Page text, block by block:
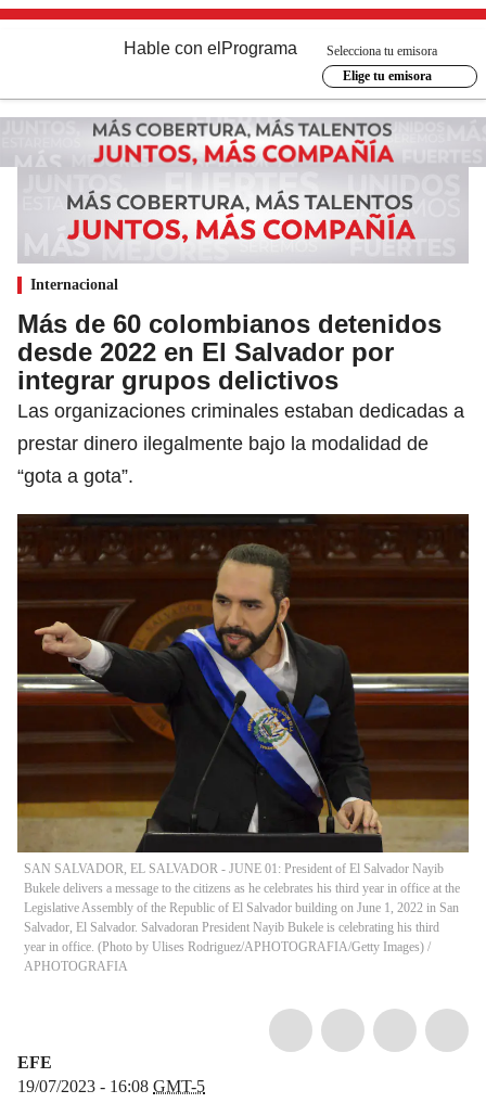
Hable con el Programa
Selecciona tu emisora
Elige tu emisora
Internacional
Más de 60 colombianos detenidos
desde 2022 en El Salvador por
integrar grupos delictivos
Las organizaciones criminales estaban dedicadas a
prestar dinero ilegalmente bajo la modalidad de
“gota a gota”.
SAN SALVADOR, EL SALVADOR - JUNE 01: President of El Salvador Nayib
Bukele delivers a message to the citizens as he celebrates his third year in office at the
Legislative Assembly of the Republic of El Salvador building on June 1, 2022 in San
Salvador, El Salvador. Salvadoran President Nayib Bukele is celebrating his third
year in office. (Photo by Ulises Rodriguez/APHOTOGRAFIA/Getty Images) /
APHOTOGRAFIA
EFE
19/07/2023 - 16:08 GMT-5